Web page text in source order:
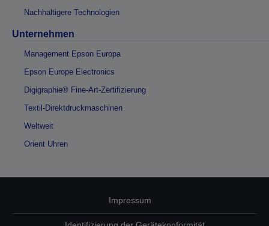
Nachhaltigere Technologien
Unternehmen
Management Epson Europa
Epson Europe Electronics
Digigraphie® Fine-Art-Zertifizierung
Textil-Direktdruckmaschinen
Weltweit
Orient Uhren
Impressum